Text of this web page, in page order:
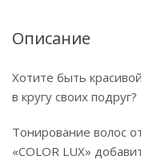
Описание
Хотите быть
в кругу своих подруг?
Тонирование волос
«COLOR LUX»